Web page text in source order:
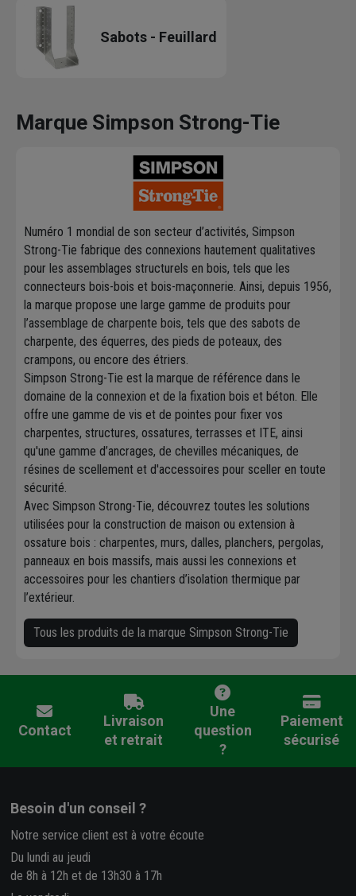
Sabots - Feuillard
Marque Simpson Strong-Tie
Numéro 1 mondial de son secteur d’activités, Simpson
Strong-Tie fabrique des connexions hautement qualitatives
pour les assemblages structurels en bois, tels que les
connecteurs bois-bois et bois-maçonnerie. Ainsi, depuis 1956,
la marque propose une large gamme de produits pour
l’assemblage de charpente bois, tels que des sabots de
charpente, des équerres, des pieds de poteaux, des
crampons, ou encore des étriers.
Simpson Strong-Tie est la marque de référence dans le
domaine de la connexion et de la fixation bois et béton. Elle
offre une gamme de vis et de pointes pour fixer vos
charpentes, structures, ossatures, terrasses et ITE, ainsi
qu'une gamme d’ancrages, de chevilles mécaniques, de
résines de scellement et d'accessoires pour sceller en toute
sécurité.
Avec Simpson Strong-Tie, découvrez toutes les solutions
utilisées pour la construction de maison ou extension à
ossature bois : charpentes, murs, dalles, planchers, pergolas,
panneaux en bois massifs, mais aussi les connexions et
accessoires pour les chantiers d’isolation thermique par
l’extérieur.
Tous les produits de la marque Simpson Strong-Tie
Contact
Livraison
et retrait
Une
question
?
Paiement
sécurisé
Besoin d'un conseil ?
Notre service client est à votre écoute
Du lundi au jeudi
de 8h à 12h et de 13h30 à 17h